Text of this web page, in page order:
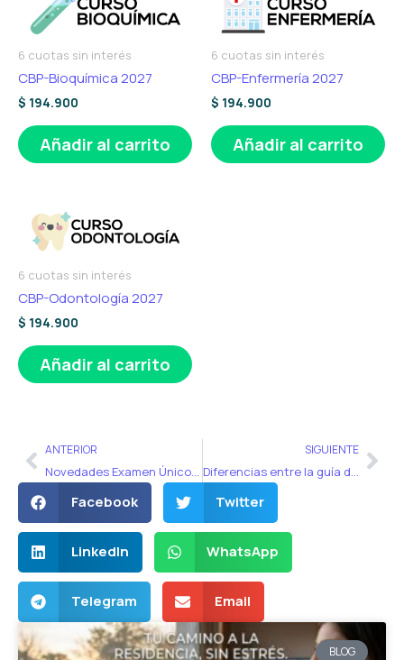
6 cuotas sin interés
CBP-Bioquímica 2027
$ 194.900
Añadir al carrito
6 cuotas sin interés
CBP-Enfermería 2027
$ 194.900
Añadir al carrito
6 cuotas sin interés
CBP-Odontología 2027
$ 194.900
Añadir al carrito
AntANTERIOR
Novedades Examen Único y Hospital británico
SIGUIENTE
Diferencias entre la guía de métodos anticonceptivos 2014 y 2019
Facebook Twitter
LinkedIn WhatsApp
Telegram Email
BLOG